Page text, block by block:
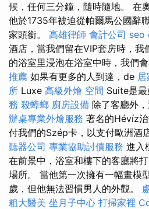
候，任何三分鐘，隨時隨地。 在
他於1735年被迫從帕爾馬公國辭
家頭銜。 高雄律師 會計公司 seo
酒店，當我們留在VIP套房時，我
的浴室里浸泡在浴室中時，我們
推薦 如果有更多的人到達，de
所 Luxe 高級外燴 空間 Suite是最
務 殺蟑螂 廚房設備 除了客廳外
辦桌專業外燴服務 著名的Hévíz
付我們的Szép卡，以支付歐洲酒
聽器公司 專業協助討債服務 進入
在前景中，浴室和樓下的客廳將
場所。 當他第一次擁有一幅畫模
歲，但他無法習慣男人的外觀。
粗大醫美 坐月子中心 打掃家裡